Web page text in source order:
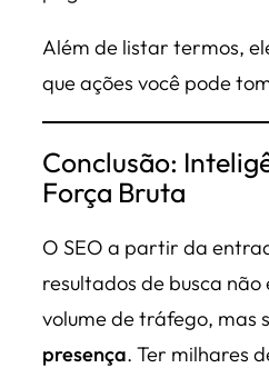
Além de listar termos,
que ações você pode
Conclusão:
Força Bruta
O SEO a partir da
resultados de busca não
volume de tráfego, mas
presença. Ter milhares